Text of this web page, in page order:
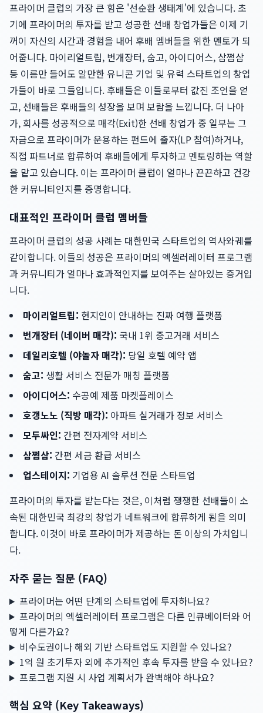
프라이머 클럽의 가장 큰 힘은 '선순환 생태계'에 있습니다. 초
기에 프라이머의 투자를 받고 성공한 선배 창업가들은 이제 기
꺼이 자신의 시간과 경험을 내어 후배 멤버들을 위한 멘토가 되
어줍니다. 마이리얼트립, 번개장터, 숨고, 아이디어스, 삼쩜삼
등 이름만 들어도 알만한 유니콘 기업 및 유력 스타트업의 창업
가들이 바로 그들입니다. 후배들은 이들로부터 값진 조언을 얻
고, 선배들은 후배들의 성장을 보며 보람을 느낍니다. 더 나아
가, 회사를 성공적으로 매각(Exit)한 선배 창업가 중 일부는 그
자금으로 프라이머가 운용하는 펀드에 출자(LP 참여)하거나,
직접 파트너로 합류하여 후배들에게 투자하고 멘토링하는 역할
을 맡고 있습니다. 이는 프라이머 클럽이 얼마나 끈끈하고 건강
한 커뮤니티인지를 증명합니다.
대표적인 프라이머 클럽 멤버들
프라이머 클럽의 성공 사례는 대한민국 스타트업의 역사와궤를
같이합니다. 이들의 성공은 프라이머의 엑셀러레이터 프로그램
과 커뮤니티가 얼마나 효과적인지를 보여주는 살아있는 증거입
니다.
마이리얼트립: 현지인이 안내하는 진짜 여행 플랫폼
번개장터 (네이버 매각): 국내 1위 중고거래 서비스
데일리호텔 (야놀자 매각): 당일 호텔 예약 앱
숨고: 생활 서비스 전문가 매칭 플랫폼
아이디어스: 수공예 제품 마켓플레이스
호갱노노 (직방 매각): 아파트 실거래가 정보 서비스
모두싸인: 간편 전자계약 서비스
삼쩜삼: 간편 세금 환급 서비스
업스테이지: 기업용 AI 솔루션 전문 스타트업
프라이머의 투자를 받는다는 것은, 이처럼 쟁쟁한 선배들이 소
속된 대한민국 최강의 창업가 네트워크에 합류하게 됨을 의미
합니다. 이것이 바로 프라이머가 제공하는 돈 이상의 가치입니
다.
자주 묻는 질문 (FAQ)
프라이머는 어떤 단계의 스타트업에 투자하나요?
프라이머의 엑셀러레이터 프로그램은 다른 인큐베이터와 어
떻게 다른가요?
비수도권이나 해외 기반 스타트업도 지원할 수 있나요?
1억 원 초기투자 외에 추가적인 후속 투자를 받을 수 있나요?
프로그램 지원 시 사업 계획서가 완벽해야 하나요?
핵심 요약 (Key Takeaways)